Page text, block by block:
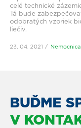
celé technické
Tá bude
odobratých vzoriek
liečiv.
23. 04. 2021 Nemocnica
BUĎME
V